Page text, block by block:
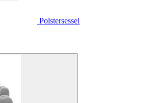
Polstersessel